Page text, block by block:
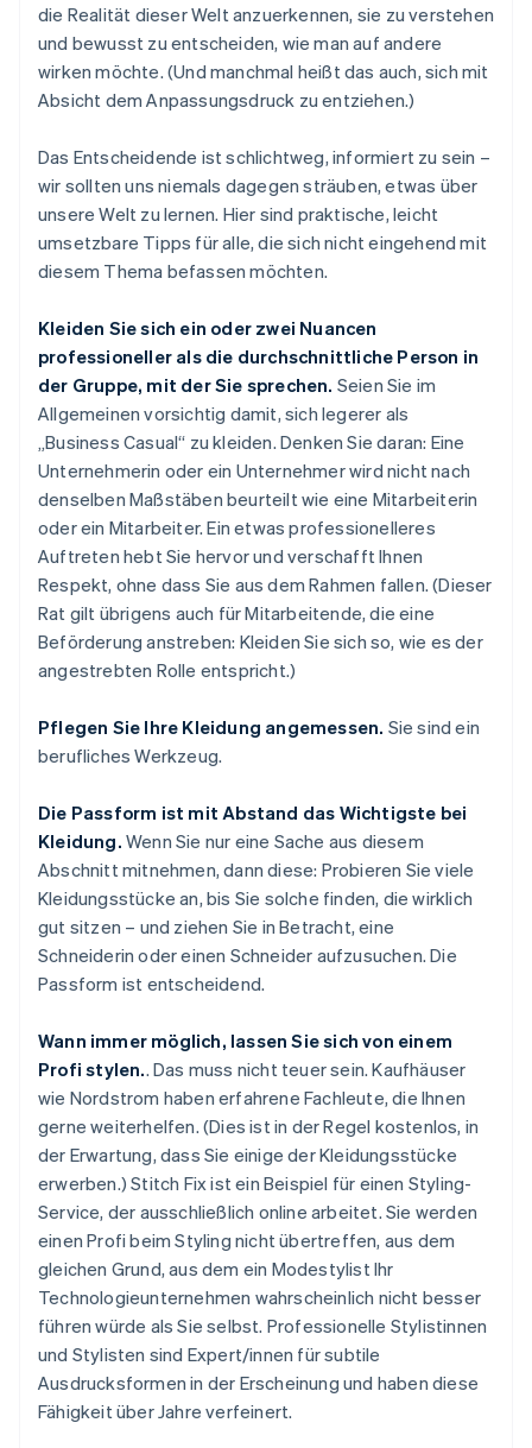
die Realität dieser Welt anzuerkennen, sie zu verstehen
und bewusst zu entscheiden, wie man auf andere
wirken möchte. (Und manchmal heißt das auch, sich mit
Absicht dem Anpassungsdruck zu entziehen.)
Das Entscheidende ist schlichtweg, informiert zu sein –
wir sollten uns niemals dagegen sträuben, etwas über
unsere Welt zu lernen. Hier sind praktische, leicht
umsetzbare Tipps für alle, die sich nicht eingehend mit
diesem Thema befassen möchten.
Kleiden Sie sich ein oder zwei Nuancen
professioneller als die durchschnittliche Person in
der Gruppe, mit der Sie sprechen. Seien Sie im
Allgemeinen vorsichtig damit, sich legerer als
„Business Casual“ zu kleiden. Denken Sie daran: Eine
Unternehmerin oder ein Unternehmer wird nicht nach
denselben Maßstäben beurteilt wie eine Mitarbeiterin
oder ein Mitarbeiter. Ein etwas professionelleres
Auftreten hebt Sie hervor und verschafft Ihnen
Respekt, ohne dass Sie aus dem Rahmen fallen. (Dieser
Rat gilt übrigens auch für Mitarbeitende, die eine
Beförderung anstreben: Kleiden Sie sich so, wie es der
angestrebten Rolle entspricht.)
Pflegen Sie Ihre Kleidung angemessen. Sie sind ein
berufliches Werkzeug.
Die Passform ist mit Abstand das Wichtigste bei
Kleidung. Wenn Sie nur eine Sache aus diesem
Abschnitt mitnehmen, dann diese: Probieren Sie viele
Kleidungsstücke an, bis Sie solche finden, die wirklich
gut sitzen – und ziehen Sie in Betracht, eine
Schneiderin oder einen Schneider aufzusuchen. Die
Passform ist entscheidend.
Wann immer möglich, lassen Sie sich von einem
Profi stylen.. Das muss nicht teuer sein. Kaufhäuser
wie Nordstrom haben erfahrene Fachleute, die Ihnen
gerne weiterhelfen. (Dies ist in der Regel kostenlos, in
der Erwartung, dass Sie einige der Kleidungsstücke
erwerben.) Stitch Fix ist ein Beispiel für einen Styling-
Service, der ausschließlich online arbeitet. Sie werden
einen Profi beim Styling nicht übertreffen, aus dem
gleichen Grund, aus dem ein Modestylist Ihr
Technologieunternehmen wahrscheinlich nicht besser
führen würde als Sie selbst. Professionelle Stylistinnen
und Stylisten sind Expert/innen für subtile
Ausdrucksformen in der Erscheinung und haben diese
Fähigkeit über Jahre verfeinert.